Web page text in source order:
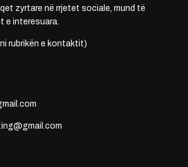
zyrtare në rrjetet sociale, mund të
e interesuara.
rubrikën e kontaktit)